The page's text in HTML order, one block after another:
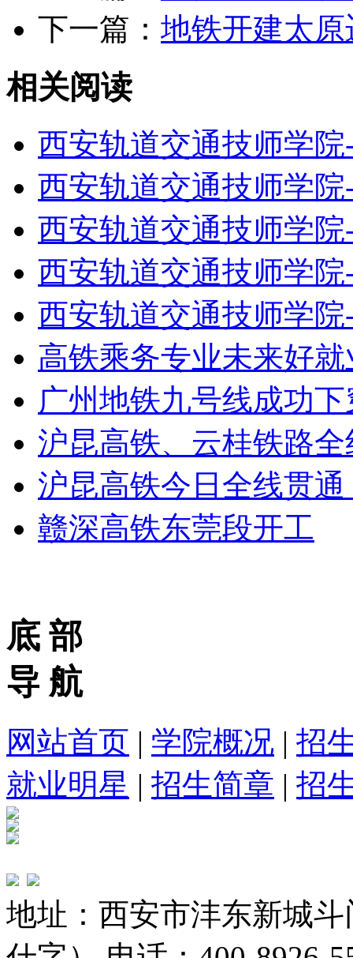
下一篇： 地铁开建太
相关阅读
西安轨道交通技师学
西安轨道交通技师学
西安轨道交通技师学
西安轨道交通技师学
西安轨道交通技师学
高铁乘务专业未来好就
广州地铁九号线成功
沪昆高铁、云桂铁路
沪昆高铁今日全线贯
赣深高铁东莞段开工
底 部
导 航
网站首页 | 学院概况 | 招
就业明星 | 招生简章 | 招
地址：西安市沣东新城